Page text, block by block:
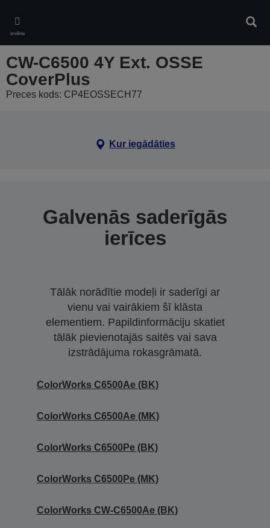
main
content
Izvēlne
CW-C6500 4Y Ext. OSSE
CoverPlus
Preces kods: CP4EOSSECH77
Kur iegādāties
Galvenās saderīgās
ierīces
Tālāk norādītie modeļi ir saderīgi ar
vienu vai vairākiem šī klāsta
elementiem. Papildinformāciju skatiet
tālāk pievienotajās saitēs vai sava
izstrādājuma rokasgrāmatā.
ColorWorks C6500Ae (BK)
ColorWorks C6500Ae (MK)
ColorWorks C6500Pe (BK)
ColorWorks C6500Pe (MK)
ColorWorks CW-C6500Ae (BK)